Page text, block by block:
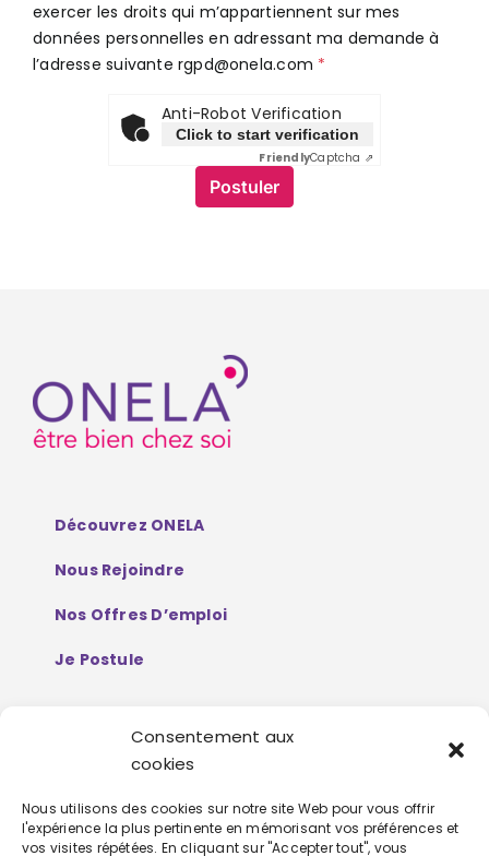
Consentement aux
cookies
Nous utilisons des cookies sur notre site Web pour vous offrir
l'expérience la plus pertinente en mémorisant vos préférences et
vos visites répétées. En cliquant sur "Accepter tout", vous
exercer les droits qui m’appartiennent sur mes
données personnelles en adressant ma demande à
l’adresse suivante rgpd@onela.com
Anti-Robot Verification
Click to start verification
FriendlyCaptcha ⇗
Découvrez ONELA
Nous Rejoindre
Nos Offres D’emploi
Je Postule
Mentions Légales
Politique De Protection De Données
Personnelles